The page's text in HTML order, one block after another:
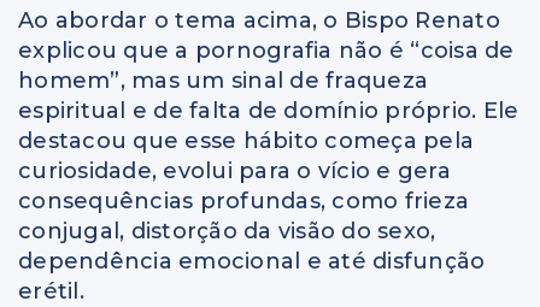
Ao abordar o tema acima, o Bispo Renato
explicou que a pornografia não é “coisa de
homem”, mas um sinal de fraqueza
espiritual e de falta de domínio próprio. Ele
destacou que esse hábito começa pela
curiosidade, evolui para o vício e gera
consequências profundas, como frieza
conjugal, distorção da visão do sexo,
dependência emocional e até disfunção
erétil.